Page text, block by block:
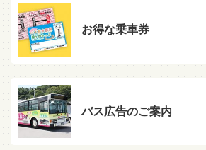
お得な乗車券
バス広告のご案内